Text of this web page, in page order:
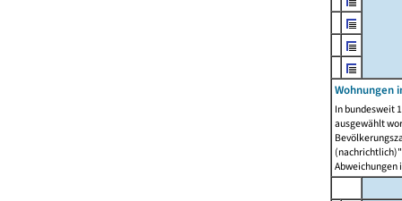
Wohnungen
In bundesweit
ausgewählt
Abweichungen